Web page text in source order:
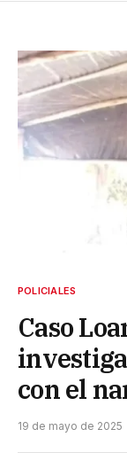
POLICIALES
Caso
con el
19 de mayo de 2025